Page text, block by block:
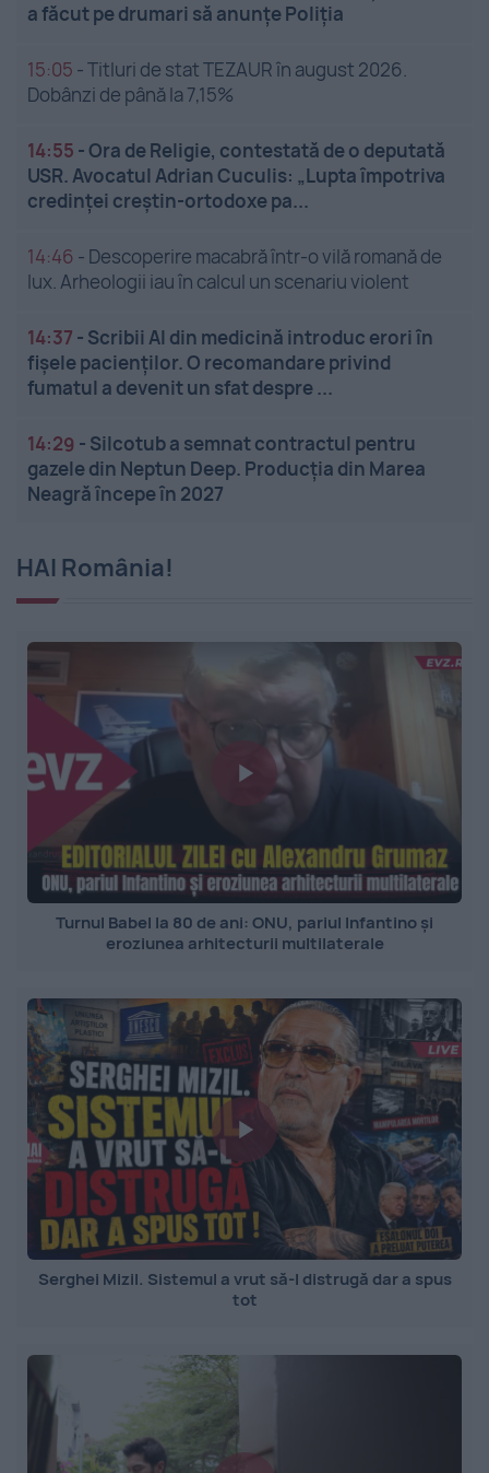
a făcut pe drumari să anunțe Poliția
15:05 -Titluri de stat TEZAUR în august 2026.
Dobânzi de până la 7,15%
14:55 -Ora de Religie, contestată de o deputată
USR. Avocatul Adrian Cuculis: „Lupta împotriva
credinței creștin-ortodoxe pa...
14:46 - Descoperire macabră într-o vilă romană de
lux. Arheologii iau în calcul un scenariu violent
14:37 - Scribii AI din medicină introduc erori în
fișele pacienților. O recomandare privind
fumatul a devenit un sfat despre ...
14:29 - Silcotub a semnat contractul pentru
gazele din Neptun Deep. Producția din Marea
Neagră începe în 2027
HAI România!
Turnul Babel la 80 de ani: ONU, pariul Infantino și
eroziunea arhitecturii multilaterale
Serghei Mizil. Sistemul a vrut să-l distrugă dar a spus
tot